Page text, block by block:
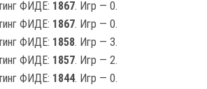
ФИДЕ: 1867. Игр — 0.
ФИДЕ: 1867. Игр — 0.
ФИДЕ: 1858. Игр — 3.
ФИДЕ: 1857. Игр — 2.
ФИДЕ: 1844. Игр — 0.